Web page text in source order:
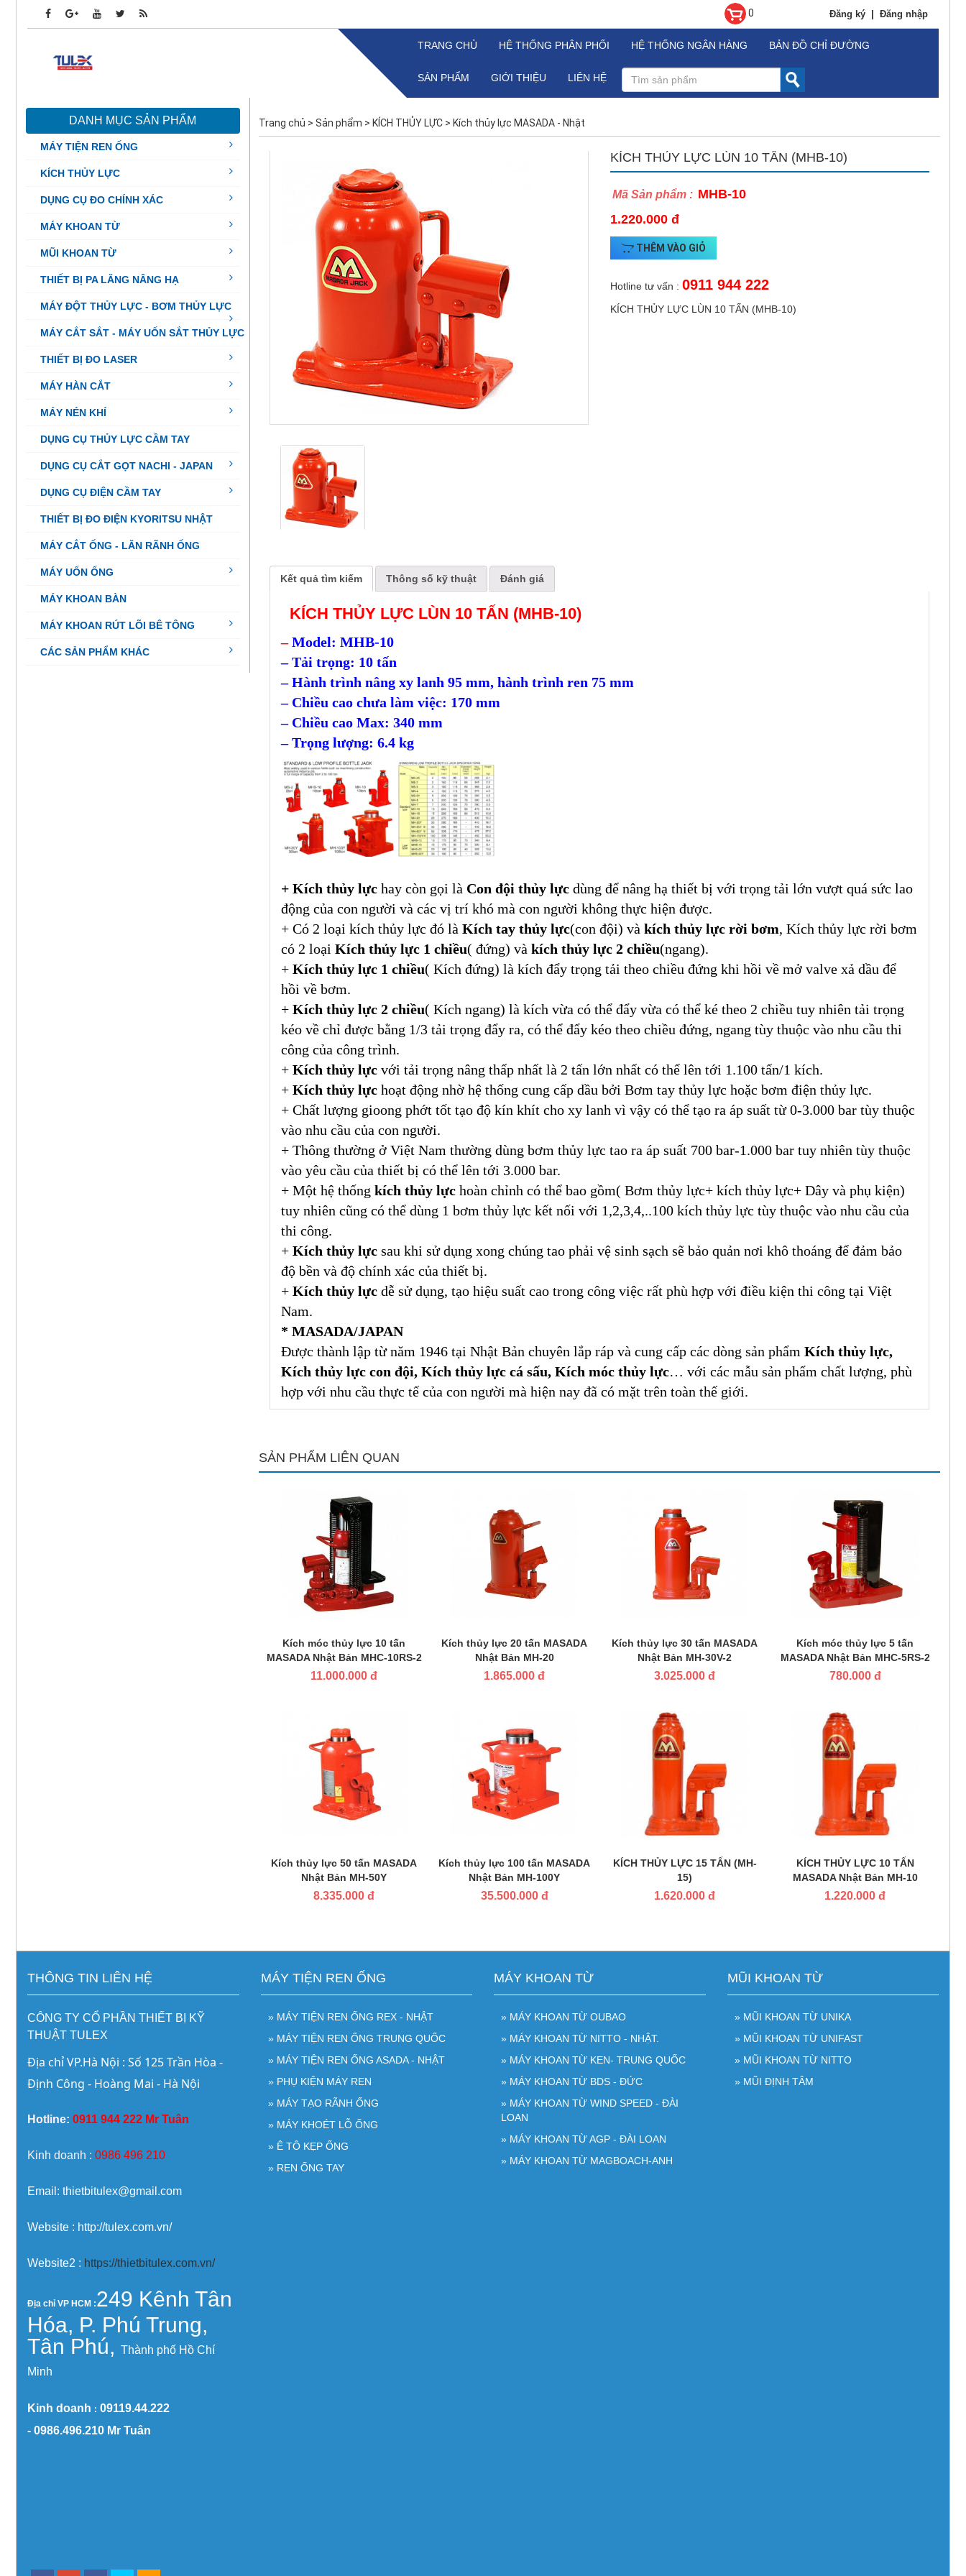
Đăng ký| Đăng nhập
0
TRANG CHỦ HỆ THỐNG PHÂN PHỐI HỆ THỐNG NGÂN HÀNG BẢN ĐỒ CHỈ ĐƯỜNG
SẢN PHẨM GIỚI THIỆU LIÊN HỆ
DANH MỤC SẢN PHẨM
MÁY TIỆN REN ỐNG
KÍCH THỦY LỰC
DỤNG CỤ ĐO CHÍNH XÁC
MÁY KHOAN TỪ
MŨI KHOAN TỪ
THIẾT BỊ PA LĂNG NÂNG HẠ
MÁY ĐỘT THỦY LỰC - BƠM THỦY LỰC
MÁY CẮT SẮT - MÁY UỐN SẮT THỦY LỰC
THIẾT BỊ ĐO LASER
MÁY HÀN CẮT
MÁY NÉN KHÍ
DỤNG CỤ THỦY LỰC CẦM TAY
DỤNG CỤ CẮT GỌT NACHI - JAPAN
DỤNG CỤ ĐIỆN CẦM TAY
THIẾT BỊ ĐO ĐIỆN KYORITSU NHẬT
MÁY CẮT ỐNG - LĂN RÃNH ỐNG
MÁY UỐN ỐNG
MÁY KHOAN BÀN
MÁY KHOAN RÚT LÕI BÊ TÔNG
CÁC SẢN PHẨM KHÁC
Trang chủ >Sản phẩm > KÍCH THỦY LỰC > Kích thủy lực MASADA - Nhật
KÍCH THỦY LỰC LÙN 10 TẤN (MHB-10)
Mã Sản phẩm : MHB-10
1.220.000 đ
THÊM VÀO GIỎ
Hotline tư vấn :0911 944 222
KÍCH THỦY LỰC LÙN 10 TẤN (MHB-10)
Kết quả tìm kiếm Thông số kỹ thuật Đánh giá
KÍCH THỦY LỰC LÙN 10 TẤN (MHB-10)
–Model: MHB-10
– Tải trọng: 10 tấn
– Hành trình nâng xy lanh 95 mm, hành trình ren 75 mm
– Chiều cao chưa làm việc: 170 mm
– Chiều cao Max: 340 mm
– Trọng lượng: 6.4 kg
+ Kích thủy lựchay còn gọi là Con đội thủy lực dùng để nâng hạ thiết bị với trọng tải lớn vượt quá sức lao
động của con người và các vị trí khó mà con người không thực hiện được.
+ Có 2 loại kích thủy lực đó làKích tay thủy lực(con đội) và kích thủy lực rời bơm, Kích thủy lực rời bơm
có 2 loạiKích thủy lực 1 chiều( đứng) vàkích thủy lực 2 chiều(ngang).
+Kích thủy lực 1 chiều( Kích đứng) là kích đẩy trọng tải theo chiều đứng khi hồi về mở valve xả dầu để
hồi về bơm.
+Kích thủy lực 2 chiều( Kích ngang) là kích vừa có thể đẩy vừa có thể ké theo 2 chiều tuy nhiên tải trọng
kéo về chỉ được bằng 1/3 tải trọng đẩy ra, có thể đẩy kéo theo chiều đứng, ngang tùy thuộc vào nhu cầu thi
công của công trình.
+Kích thủy lực với tải trọng nâng thấp nhất là 2 tấn lớn nhất có thể lên tới 1.100 tấn/1 kích.
+Kích thủy lực hoạt động nhờ hệ thống cung cấp dầu bởi Bơm tay thủy lực hoặc bơm điện thủy lực.
+ Chất lượng gioong phớt tốt tạo độ kín khít cho xy lanh vì vậy có thể tạo ra áp suất từ 0-3.000 bar tùy thuộc
vào nhu cầu của con người.
+ Thông thường ở Việt Nam thường dùng bơm thủy lực tao ra áp suất 700 bar-1.000 bar tuy nhiên tùy thuộc
vào yêu cầu của thiết bị có thể lên tới 3.000 bar.
+ Một hệ thốngkích thủy lực hoàn chỉnh có thể bao gồm( Bơm thủy lực+ kích thủy lực+ Dây và phụ kiện)
tuy nhiên cũng có thể dùng 1 bơm thủy lực kết nối với 1,2,3,4,..100 kích thủy lực tùy thuộc vào nhu cầu của
thi công.
+Kích thủy lực sau khi sử dụng xong chúng tao phải vệ sinh sạch sẽ bảo quản nơi khô thoáng để đảm bảo
độ bền và độ chính xác của thiết bị.
+Kích thủy lực dễ sử dụng, tạo hiệu suất cao trong công việc rất phù hợp với điều kiện thi công tại Việt
Nam.
* MASADA/JAPAN
Được thành lập từ năm 1946 tại Nhật Bản chuyên lắp ráp và cung cấp các dòng sản phẩmKích thủy lực,
Kích thủy lực con đội, Kích thủy lực cá sấu, Kích móc thủy lực… với các mẫu sản phẩm chất lượng, phù
hợp với nhu cầu thực tế của con người mà hiện nay đã có mặt trên toàn thế giới.
SẢN PHẨM LIÊN QUAN
Kích móc thủy lực 10 tấn
MASADA Nhật Bản MHC-10RS-2
11.000.000 đ
Kích thủy lực 20 tấn MASADA
Nhật Bản MH-20
1.865.000 đ
Kích thủy lực 30 tấn MASADA
Nhật Bản MH-30V-2
3.025.000 đ
Kích móc thủy lực 5 tấn
MASADA Nhật Bản MHC-5RS-2
780.000 đ
Kích thủy lực 50 tấn MASADA
Nhật Bản MH-50Y
8.335.000 đ
Kích thủy lực 100 tấn MASADA
Nhật Bản MH-100Y
35.500.000 đ
KÍCH THỦY LỰC 15 TẤN (MH-
15)
1.620.000 đ
KÍCH THỦY LỰC 10 TẤN
MASADA Nhật Bản MH-10
1.220.000 đ
THÔNG TIN LIÊN HỆ
CÔNG TY CỔ PHẦN THIẾT BỊ KỸ
THUẬT TULEX
Địa chỉ VP.Hà Nội : Số 125 Trần Hòa -
Định Công - Hoàng Mai - Hà Nội
Hotline: 0911 944 222 Mr Tuân
Kinh doanh : 0986 496 210
Email: thietbitulex@gmail.com
Website : http://tulex.com.vn/
Website2 : https://thietbitulex.com.vn/
Địa chỉ VP HCM :249 Kênh Tân
Hóa, P. Phú Trung,
Tân Phú, Thành phố Hồ Chí
Minh
Kinh doanh : 09119.44.222
- 0986.496.210 Mr Tuân
MÁY TIỆN REN ỐNG
» MÁY TIỆN REN ỐNG REX - NHẬT
» MÁY TIỆN REN ỐNG TRUNG QUỐC
» MÁY TIỆN REN ỐNG ASADA - NHẬT
» PHỤ KIỆN MÁY REN
» MÁY TẠO RÃNH ỐNG
» MÁY KHOÉT LỖ ỐNG
» Ê TÔ KẸP ỐNG
» REN ỐNG TAY
MÁY KHOAN TỪ
» MÁY KHOAN TỪ OUBAO
» MÁY KHOAN TỪ NITTO - NHẬT.
» MÁY KHOAN TỪ KEN- TRUNG QUỐC
» MÁY KHOAN TỪ BDS - ĐỨC
» MÁY KHOAN TỪ WIND SPEED - ĐÀI
LOAN
» MÁY KHOAN TỪ AGP - ĐÀI LOAN
» MÁY KHOAN TỪ MAGBOACH-ANH
MŨI KHOAN TỪ
» MŨI KHOAN TỪ UNIKA
» MŨI KHOAN TỪ UNIFAST
» MŨI KHOAN TỪ NITTO
» MŨI ĐỊNH TÂM